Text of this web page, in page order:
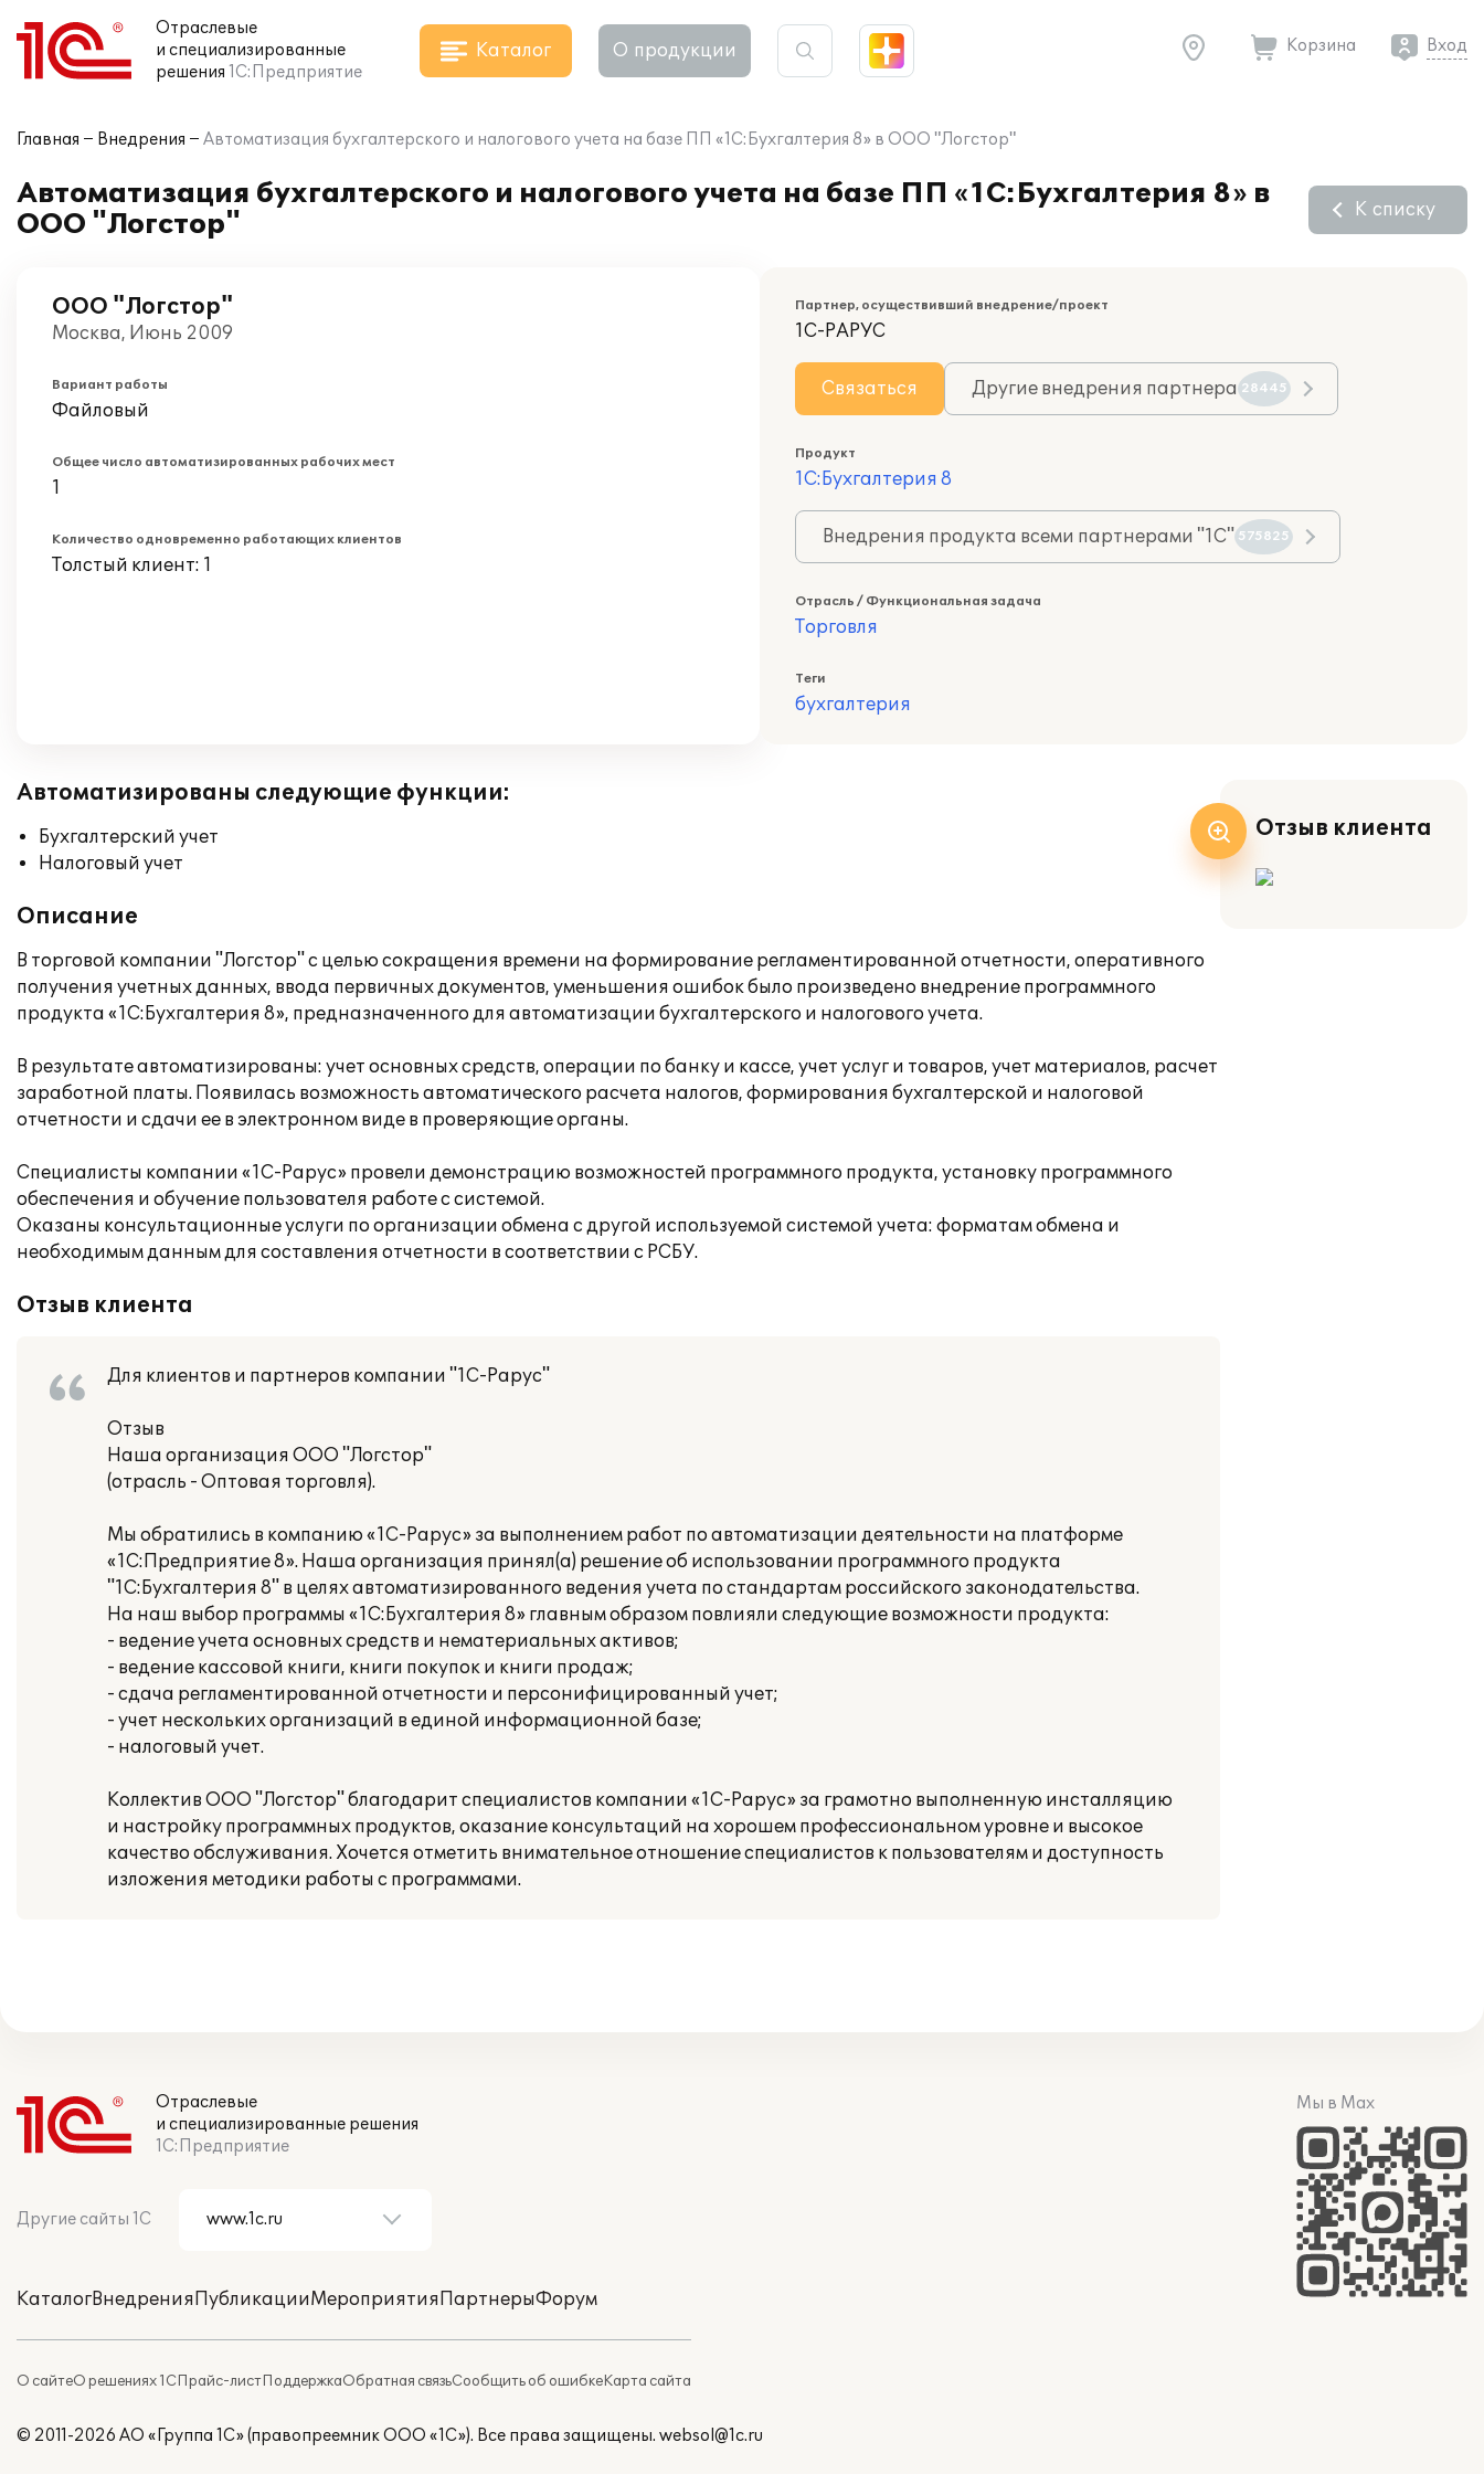
Отраслевые
и специализированные
решения 1С:Предприятие
Каталог О продукции Корзина Вход
Главная Внедрения Автоматизация бухгалтерского и налогового учета на базе ПП «1С:Бухгалтерия 8» в ООО "Логстор"
Автоматизация бухгалтерского и налогового учета на базе ПП «1С:Бухгалтерия 8» в
ООО "Логстор"
К списку
ООО "Логстор"
Москва, Июнь 2009
Вариант работы
Файловый
Общее число автоматизированных рабочих мест
1
Количество одновременно работающих клиентов
Толстый клиент: 1
Партнер, осуществивший внедрение/проект
1С-РАРУС
Связаться Другие внедрения партнера 28445
Продукт
1С:Бухгалтерия 8
Внедрения продукта всеми партнерами "1С" 575825
Отрасль / Функциональная задача
Торговля
Теги
бухгалтерия
Автоматизированы следующие функции:
Бухгалтерский учет
Налоговый учет
Описание
В торговой компании "Логстор" с целью сокращения времени на формирование регламентированной отчетности, оперативного
получения учетных данных, ввода первичных документов, уменьшения ошибок было произведено внедрение программного
продукта «1С:Бухгалтерия 8», предназначенного для автоматизации бухгалтерского и налогового учета.
В результате автоматизированы: учет основных средств, операции по банку и кассе, учет услуг и товаров, учет материалов, расчет
заработной платы. Появилась возможность автоматического расчета налогов, формирования бухгалтерской и налоговой
отчетности и сдачи ее в электронном виде в проверяющие органы.
Специалисты компании «1С-Рарус» провели демонстрацию возможностей программного продукта, установку программного
обеспечения и обучение пользователя работе с системой.
Оказаны консультационные услуги по организации обмена с другой используемой системой учета: форматам обмена и
необходимым данным для составления отчетности в соответствии с РСБУ.
Отзыв клиента
Для клиентов и партнеров компании "1С-Рарус"
Отзыв
Наша организация ООО "Логстор"
(отрасль - Оптовая торговля).
Мы обратились в компанию «1С-Рарус» за выполнением работ по автоматизации деятельности на платформе
«1С:Предприятие 8». Наша организация принял(а) решение об использовании программного продукта
"1С:Бухгалтерия 8" в целях автоматизированного ведения учета по стандартам российского законодательства.
На наш выбор программы «1С:Бухгалтерия 8» главным образом повлияли следующие возможности продукта:
- ведение учета основных средств и нематериальных активов;
- ведение кассовой книги, книги покупок и книги продаж;
- сдача регламентированной отчетности и персонифицированный учет;
- учет нескольких организаций в единой информационной базе;
- налоговый учет.
Коллектив ООО "Логстор" благодарит специалистов компании «1С-Рарус» за грамотно выполненную инсталляцию
и настройку программных продуктов, оказание консультаций на хорошем профессиональном уровне и высокое
качество обслуживания. Хочется отметить внимательное отношение специалистов к пользователям и доступность
изложения методики работы с программами.
Отзыв клиента
Отраслевые
и специализированные решения
1С:Предприятие
Другие сайты 1С
КаталогВнедренияПубликацииМероприятияПартнерыФорум
О сайтеО решениях 1СПрайс-листПоддержкаОбратная связьСообщить об ошибкеКарта сайта
Мы в Max
© 2011-2026 АО «Группа 1С» (правопреемник ООО «1С»). Все права защищены. websol@1c.ru